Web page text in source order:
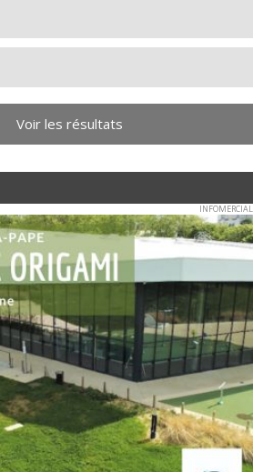
Voir les résultats
INFOMERCIAL